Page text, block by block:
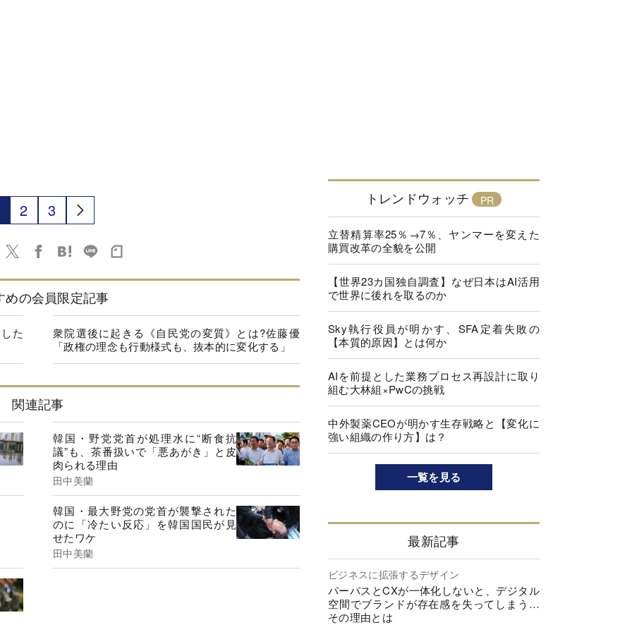
2 3
めの会員限定記事
た
衆院選後に起きる《自民党の変質》とは?佐藤優
「政権の理念も行動様式も、抜本的に変化する」
関連記事
韓国・野党党首が処理水に“断食抗
議”も、茶番扱いで「悪あがき」と皮
肉られる理由
田中美蘭
韓国・最大野党の党首が襲撃された
のに「冷たい反応」を韓国国民が見
せたワケ
田中美蘭
トレンドウォッチ
立替精算率25％→7％、ヤンマーを変えた
購買改革の全貌を公開
【世界23カ国独自調査】なぜ日本はAI活用
で世界に後れを取るのか
Sky執行役員が明かす、SFA定着失敗の
【本質的原因】とは何か
AIを前提とした業務プロセス再設計に取り
組む大林組×PwCの挑戦
中外製薬CEOが明かす生存戦略と【変化に
強い組織の作り方】は？
一覧を見る
最新記事
ビジネスに拡張するデザイン
パーパスとCXが一体化しないと、デジタル
空間でブランドが存在感を失ってしまう…
その理由とは